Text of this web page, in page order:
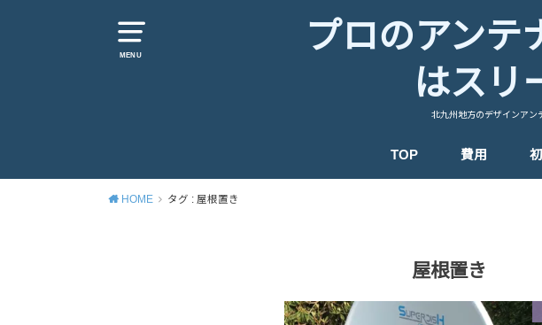
MENU
プロのアンテ
はスリ
北九州地方のデザインアン
TOP 費用
HOME タグ : 屋根置き
屋根置き